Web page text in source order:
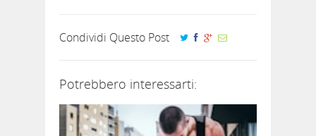
Condividi Questo Post
Potrebbero interessarti: